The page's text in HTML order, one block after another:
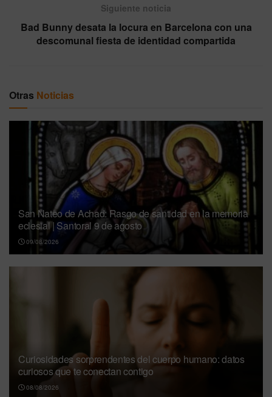
Siguiente noticia
Bad Bunny desata la locura en Barcelona con una
descomunal fiesta de identidad compartida
Otras Noticias
San Nateo de Achad: Rasgo de santidad en la memoria
eclesial | Santoral 9 de agosto
09/08/2026
Curiosidades sorprendentes del cuerpo humano: datos
curiosos que te conectan contigo
08/08/2026